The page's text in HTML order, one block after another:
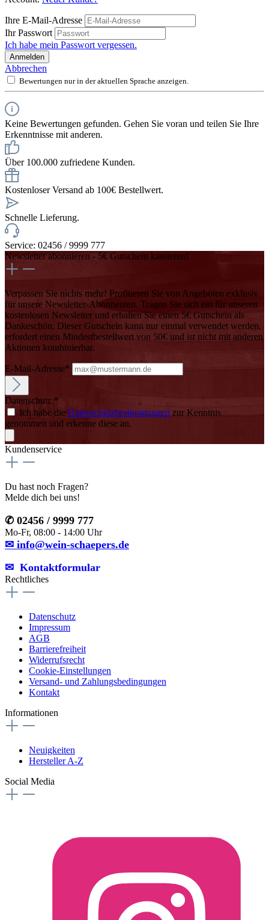
Ihre E-Mail-Adresse
Ihr Passwort
Ich habe mein Passwort vergessen.
Anmelden
Abbrechen
Bewertungen nur in der aktuellen Sprache anzeigen.
Keine Bewertungen gefunden. Gehen Sie voran und teilen Sie Ihre
Erkenntnisse mit anderen.
Über 100.000 zufriedene Kunden.
Kostenloser Versand ab 100€ Bestellwert.
Schnelle Lieferung.
Service: 02456 / 9999 777
Newsletter abonnieren - 5€ Gutschein kassieren!
Verpassen Sie nichts mehr! Profitieren Sie von Angeboten exklusiv
für unsere Newsletter-Abonnenten. Tragen Sie sich ein für unseren
kostenlosen Newsletter und erhalten Sie einen 5€ Gutschein als
Dankeschön. Dieser Gutschein kann nur einmal verwendet werden,
erfordert einen Mindestbestellwert von 50€ und ist nicht mit anderen
Aktionen kombinierbar.
E-Mail-Adresse*
Datenschutz *
Ich habe die Datenschutzbestimmungen zur Kenntnis
genommen und erkenne diese an.
Kundenservice
Du hast noch Fragen?
Melde dich bei uns!
✆ 02456 / 9999 777
Mo-Fr, 08:00 - 14:00 Uhr
✉ info@wein-schaepers.de
✉︎ Kontaktformular
Rechtliches
Datenschutz
Impressum
AGB
Barrierefreiheit
Widerrufsrecht
Cookie-Einstellungen
Versand- und Zahlungsbedingungen
Kontakt
Informationen
Neuigkeiten
Hersteller A-Z
Social Media